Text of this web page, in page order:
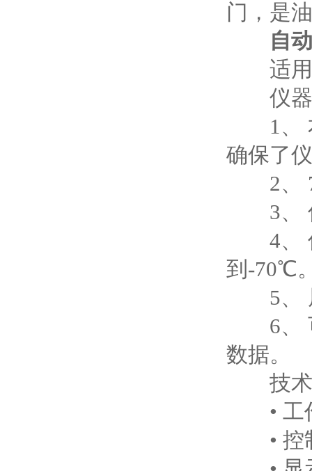
门，是
自
适用标
仪器
1、 本
确保了
2、 7
3、 仪
4、 仪
到-70℃
5、 屏
6、 可
数据。
技术
• 工作
• 控制